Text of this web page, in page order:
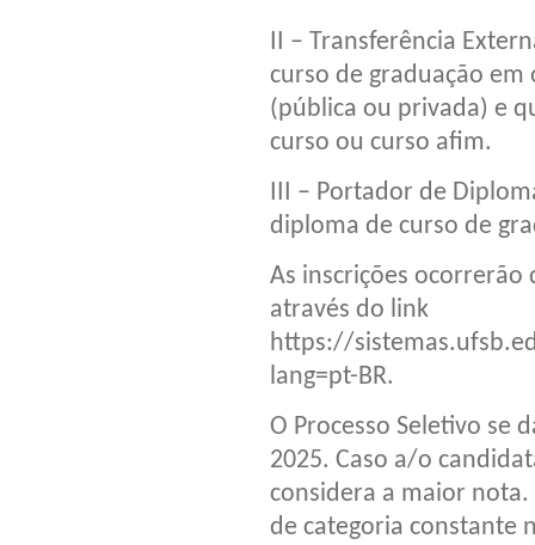
II – Transferência
curso de graduação
(pública ou privada) e
curso ou curso afim.
III – Portador de
diploma de curso de
As inscrições
através do link
https://
lang=pt-BR.
O Processo Seletivo se
2025. Caso a/o
considera a maior
de categoria constante